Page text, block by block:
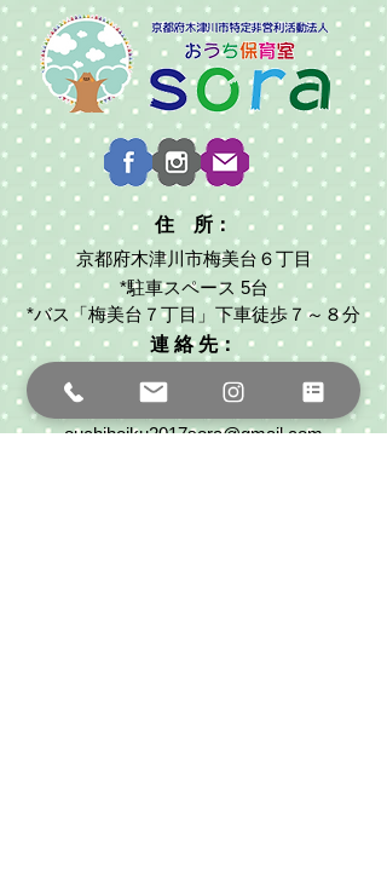
住 所：
京都府木津川市梅美台６丁目
*駐車スペース 5台
*バス「梅美台７丁目」下車徒歩７～８分
連 絡 先：
0774-26-2692
080-1465-4720
（代表:武田）
ouchihoiku2017sora@gmail.com